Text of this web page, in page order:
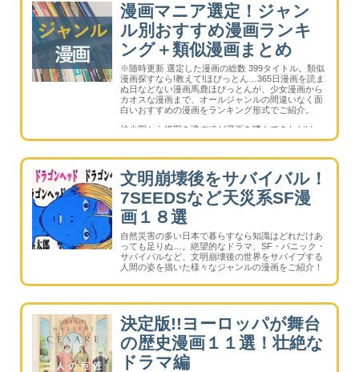
漫画マニア選定！ジャン
ル別おすすめ漫画ランキ
ング＋類似漫画まとめ
※随時更新 選定した漫画の総数 399タイトル。類似
漫画探すなら!教えて!ほぴっとん…365日漫画を読ま
ぬ日などない漫画馬鹿ほぴっとんが、少女漫画から
カオスな漫画まで、オールジャンルの間違いなく面
白いおすすめの漫画をランキング形式でご紹介。
幼少期から婚期を逃すほど漫画を嗜んできただけ
に、少女漫画からカオスな漫画まで（成コミを除
文明崩壊後をサバイバル！
7SEEDSなど天災系SF漫
画１８選
自然災害の多い日本で暮らすなら知識はどれだけあ
っても足りぬ…。絶望的なドラマ、SF・パニック・
サバイバルなど、文明崩壊後の世界をサバイブする
人間の姿を描いた様々なジャンルの漫画をご紹介！
決定版!!ヨーロッパが舞台
の歴史漫画１１選！壮絶な
ドラマ編